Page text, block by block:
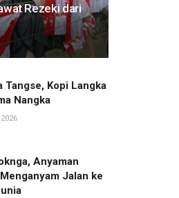
Rezeki dari
Tangse, Kopi Langka
Nangka
Anyaman
Jalan ke